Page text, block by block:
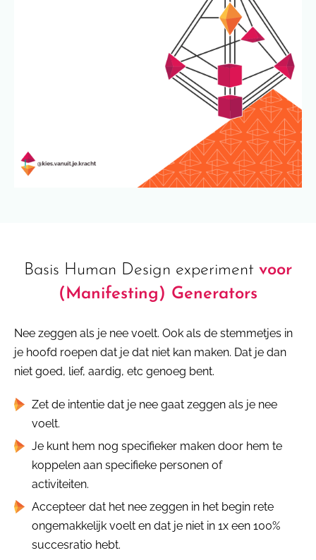
Basis Human Design experiment voor
(Manifesting) Generators
Nee zeggen als je nee voelt. Ook als de stemmetjes in
je hoofd roepen dat je dat niet kan maken. Dat je dan
niet goed, lief, aardig, etc genoeg bent.
Zet de intentie dat je nee gaat zeggen als je nee
voelt.
Je kunt hem nog specifieker maken door hem te
koppelen aan specifieke personen of
activiteiten.
Accepteer dat het nee zeggen in het begin rete
ongemakkelijk voelt en dat je niet in 1x een 100%
succesratio hebt.